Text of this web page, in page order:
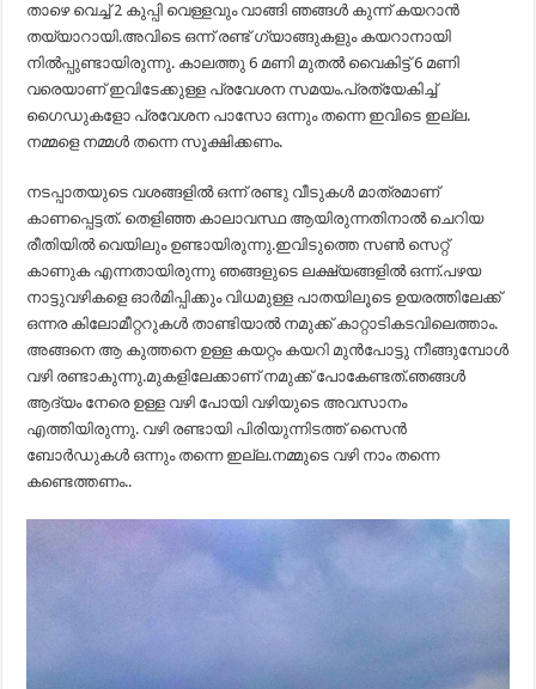
താഴെ വെച്ച് 2 കുപ്പി വെള്ളവും വാങ്ങി ഞങ്ങൾ കുന്ന് കയറാൻ
തയ്യാറായി.അവിടെ ഒന്ന് രണ്ട് ഗ്യാങ്ങുകളും കയറാനായി
നിൽപ്പുണ്ടായിരുന്നു. കാലത്തു 6 മണി മുതൽ വൈകിട്ട് 6 മണി
വരെയാണ് ഇവിടേക്കുള്ള പ്രവേശന സമയം.പ്രത്യേകിച്ച്
ഗൈഡുകളോ പ്രവേശന പാസോ ഒന്നും തന്നെ ഇവിടെ ഇല്ല.
നമ്മളെ നമ്മൾ തന്നെ സൂക്ഷിക്കണം.
നടപ്പാതയുടെ വശങ്ങളിൽ ഒന്ന് രണ്ടു വീടുകൾ മാത്രമാണ്
കാണപ്പെട്ടത്. തെളിഞ്ഞ കാലാവസ്ഥ ആയിരുന്നതിനാൽ ചെറിയ
രീതിയിൽ വെയിലും ഉണ്ടായിരുന്നു.ഇവിടുത്തെ സൺ സെറ്റ്
കാണുക എന്നതായിരുന്നു ഞങ്ങളുടെ ലക്ഷ്യങ്ങളിൽ ഒന്ന്.പഴയ
നാട്ടുവഴികളെ ഓർമിപ്പിക്കും വിധമുള്ള പാതയിലൂടെ ഉയരത്തിലേക്ക്
ഒന്നര കിലോമീറ്ററുകൾ താണ്ടിയാൽ നമുക്ക് കാറ്റാടികടവിലെത്താം.
അങ്ങനെ ആ കുത്തനെ ഉള്ള കയറ്റം കയറി മുൻപോട്ടു നീങ്ങുമ്പോൾ
വഴി രണ്ടാകുന്നു.മുകളിലേക്കാണ് നമുക്ക് പോകേണ്ടത്.ഞങ്ങൾ
ആദ്യം നേരെ ഉള്ള വഴി പോയി വഴിയുടെ അവസാനം
എത്തിയിരുന്നു. വഴി രണ്ടായി പിരിയുന്നിടത്ത് സൈൻ
ബോർഡുകൾ ഒന്നും തന്നെ ഇല്ല.നമ്മുടെ വഴി നാം തന്നെ
കണ്ടെത്തണം..